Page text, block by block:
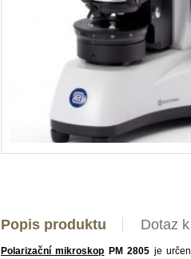
Popis produktu Dotaz
Polarizační mikroskop PM 2805 je